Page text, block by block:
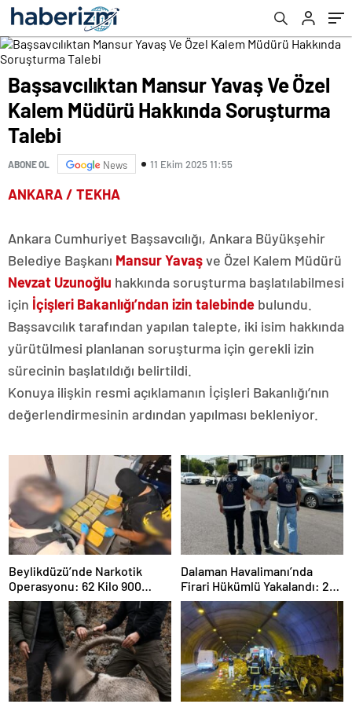
Başsavcılıktan Mansur Yavaş Ve Özel
Kalem Müdürü Hakkında Soruşturma
Talebi
ABONE OL News 11 Ekim 2025 11:55
ANKARA / TEKHA
Ankara Cumhuriyet Başsavcılığı, Ankara Büyükşehir
Belediye Başkanı Mansur Yavaşve Özel Kalem Müdürü
Nevzat Uzunoğlu hakkında soruşturma başlatılabilmesi
için İçişleri Bakanlığı’ndan izin talebinde bulundu.
Başsavcılık tarafından yapılan talepte, iki isim hakkında
yürütülmesi planlanan soruşturma için gerekli izin
sürecinin başlatıldığı belirtildi.
Konuya ilişkin resmi açıklamanın İçişleri Bakanlığı’nın
değerlendirmesinin ardından yapılması bekleniyor.
Beylikdüzü’nde Narkotik
Operasyonu: 62 Kilo 900
Gram Uyuşturucu Ele
Geçirildi
Dalaman Havalimanı’nda
Firari Hükümlü Yakalandı: 22
Yıl Hapis Cezası Bulunuyordu